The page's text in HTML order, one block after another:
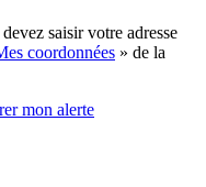
saisir votre adresse
coordonnées » de la
mon alerte